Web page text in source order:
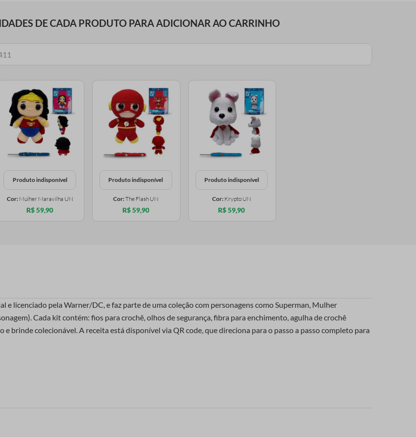
DE CADA PRODUTO PARA ADICIONAR AO CARRINHO
Produto indisponível
Cor: Mulher Maravilha UN
R$ 59,90
Produto indisponível
Cor:The Flash UN
R$ 59,90
Produto indisponível
Cor: Krypto UN
R$ 59,90
licenciado pela Warner/DC, e faz parte de uma coleção com personagens como Superman, Mulher
Cada kit contém: fios para crochê, olhos de segurança, fibra para enchimento, agulha de crochê
e brinde colecionável. A receita está disponível via QR code, que direciona para o passo a passo completo para